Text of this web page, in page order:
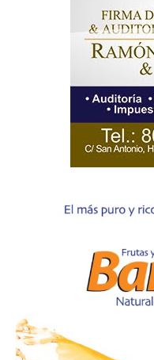
Servicio Publicitario